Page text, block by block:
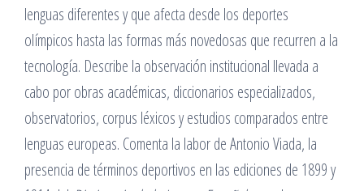
lenguas diferentes y que afecta desde los deportes
olímpicos hasta las formas más novedosas que recurren a la
tecnología. Describe la observación institucional llevada a
cabo por obras académicas, diccionarios especializados,
observatorios, corpus léxicos y estudios comparados entre
lenguas europeas. Comenta la labor de Antonio Viada, la
presencia de términos deportivos en las ediciones de 1899 y